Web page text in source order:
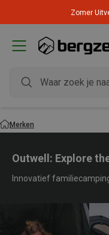
Zomer
Merken
Outwell: Explore
Innovatief